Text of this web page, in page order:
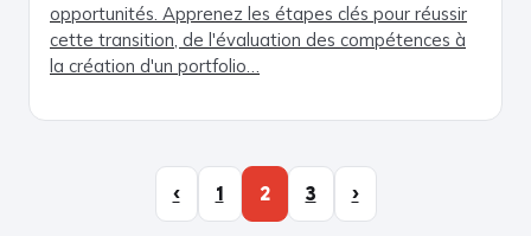
opportunités. Apprenez les étapes clés pour réussir
cette transition, de l'évaluation des compétences à
la création d'un portfolio…
‹ 1 2 3 ›